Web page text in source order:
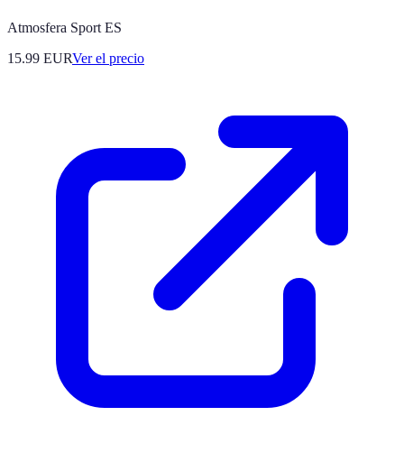
Atmosfera Sport ES
15.99 EURVer el precio